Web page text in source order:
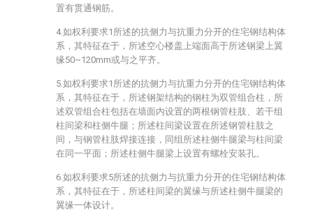
置有贯通钢筋。
4.如权利要求1所述的抗侧力与抗重力分开的住宅钢结构体
系，其特征在于，所述空心楼盖上端面高于所述钢梁上翼
缘50~120mm或与之平齐。
5.如权利要求1所述的抗侧力与抗重力分开的住宅钢结构体
系，其特征在于，所述钢架结构的钢柱为双管组合柱，所
述双管组合柱包括在墙面内设置的两根钢管柱肢、若干组
柱间梁和柱侧牛腿；所述柱间梁设置在所述钢管柱肢之
间，与钢管柱肢焊接连接，同组所述柱侧牛腿梁与柱间梁
在同一平面；所述柱侧牛腿梁上设置有螺栓安装孔。
6.如权利要求5所述的抗侧力与抗重力分开的住宅钢结构体
系，其特征在于，所述柱间梁的翼缘与所述柱侧牛腿梁的
翼缘一体设计。